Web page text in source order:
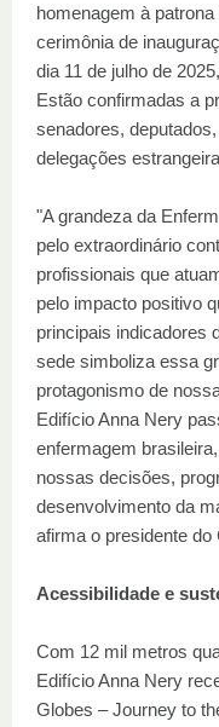
homenagem à
cerimônia de
dia 11 de julho de
Estão confirmadas a
senadores,
delegações
"A grandeza da
pelo extraordinário
profissionais que
pelo impacto positivo
principais indicadores
sede simboliza essa
protagonismo de
Edifício Anna Nery
enfermagem
nossas decisões,
desenvolvimento da
afirma o presidente do
Acessibilidade e
Com 12 mil metros
Edifício Anna Nery
Globes – Journey to